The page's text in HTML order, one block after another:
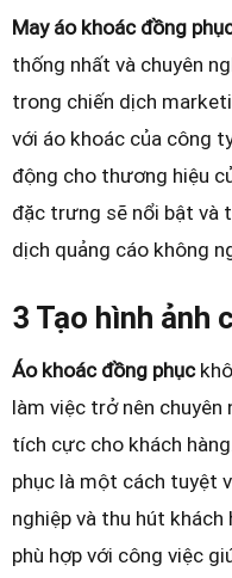
May áo khoác đồng
thống nhất và chuyên
trong chiến dịch
với áo khoác của công
động cho thương hiệu
đặc trưng sẽ nổi bật và
dịch quảng cáo không
3 Tạo hình ảnh
Áo khoác đồng phục
làm việc trở nên
tích cực cho khách
phục là một cách tuyệt
nghiệp và thu hút
phù hợp với công việc